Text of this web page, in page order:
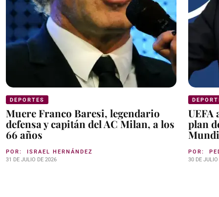
DEPORTES
Muere Franco Baresi, legendario
defensa y capitán del AC Milan, a los
66 años
POR: ISRAEL HERNÁNDEZ
31 DE JULIO DE 2026
UEFA
plan
POR:
30 DE